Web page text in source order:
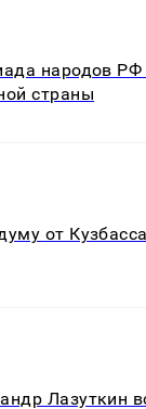
народов
страны
от
Лазуткин